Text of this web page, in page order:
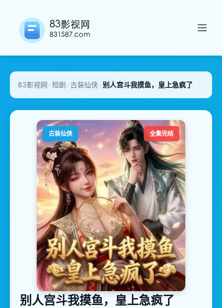
83影视网>短剧>古装仙侠>别人宫斗我摸鱼，皇上急疯了
古装仙侠 全集完结
别人宫斗我摸鱼，皇上急疯了